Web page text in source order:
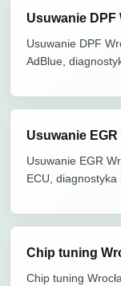
Usuwanie DPF
Usuwanie DPF
AdBlue,
Usuwanie EGR
Usuwanie EGR
ECU, diagnostyka
Chip tuning
Chip tuning